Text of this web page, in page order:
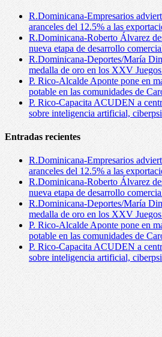
R.Dominicana-Empresarios
aranceles del 12.5% a las
R.Dominicana-Roberto Álvarez
nueva etapa de desarrollo
R.Dominicana-Deportes/María
medalla de oro en los XXV
P. Rico-Alcalde Aponte pone en
potable en las comunidades de
P. Rico-Capacita ACUDEN a
sobre inteligencia artificial,
Entradas recientes
R.Dominicana-Empresarios
aranceles del 12.5% a las
R.Dominicana-Roberto Álvarez
nueva etapa de desarrollo
R.Dominicana-Deportes/María
medalla de oro en los XXV
P. Rico-Alcalde Aponte pone en
potable en las comunidades de
P. Rico-Capacita ACUDEN a
sobre inteligencia artificial,